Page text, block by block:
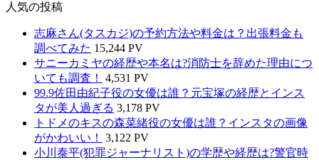
人気の投稿
志麻さん(タスカジ)の予約方法や料金は？出張料金も
調べてみた 15,244 PV
サニーカミヤの経歴や本名は?消防士を辞めた理由につ
いても調査！
4,531 PV
99.9佐田由紀子役の女優は誰？元宝塚の経歴とインス
タが美人過ぎる 3,178 PV
トドメのキスの森菜緒役の女優は誰？インスタの画像
がかわいい！
3,122 PV
小川泰平(犯罪ジャーナリスト)の学歴や経歴は?警官時